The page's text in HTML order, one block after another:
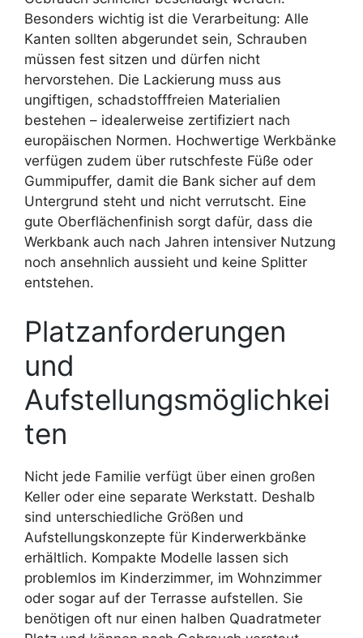
Besonders wichtig ist die Verarbeitung: Alle
Kanten sollten abgerundet sein, Schrauben
müssen fest sitzen und dürfen nicht
hervorstehen. Die Lackierung muss aus
ungiftigen, schadstofffreien Materialien
bestehen – idealerweise zertifiziert nach
europäischen Normen. Hochwertige Werkbänke
verfügen zudem über rutschfeste Füße oder
Gummipuffer, damit die Bank sicher auf dem
Untergrund steht und nicht verrutscht. Eine
gute Oberflächenfinish sorgt dafür, dass die
Werkbank auch nach Jahren intensiver Nutzung
noch ansehnlich aussieht und keine Splitter
entstehen.
Platzanforderungen
und
Aufstellungsmöglichkei
ten
Nicht jede Familie verfügt über einen großen
Keller oder eine separate Werkstatt. Deshalb
sind unterschiedliche Größen und
Aufstellungskonzepte für Kinderwerkbänke
erhältlich. Kompakte Modelle lassen sich
problemlos im Kinderzimmer, im Wohnzimmer
oder sogar auf der Terrasse aufstellen. Sie
benötigen oft nur einen halben Quadratmeter